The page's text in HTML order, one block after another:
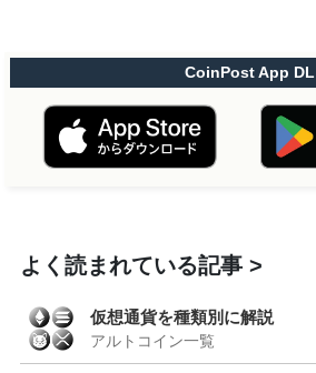
CoinPost App DL
よく読まれている記事
仮想通貨を種類別に解説
アルトコイン一覧